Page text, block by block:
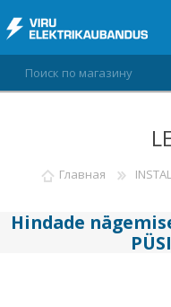
СПИСОК ПОЖЕЛАНИЙ 0
Главная
Hindade